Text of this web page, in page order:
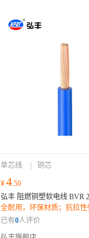
单芯线 铜芯
¥4.50
弘丰 阻燃铜塑软电线 BVR
全耐用，环保材质；抗拉
长；适用于多种安装环境；
已有0人评价